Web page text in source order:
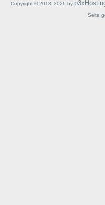
Copyright © 2013 -2026 by
Seite